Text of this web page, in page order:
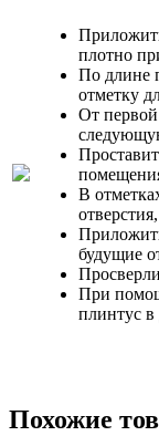
плотно
По длине
отметку
От первой
В
будущие
При
плинтус в
Похожие